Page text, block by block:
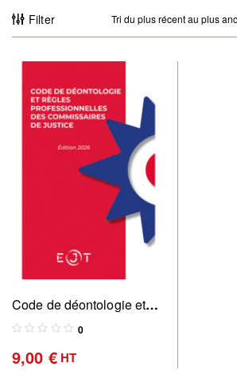
Filter
Code de déontologie et
règles professionnelles
justice (Edition 2026)
0
9,00 €HT